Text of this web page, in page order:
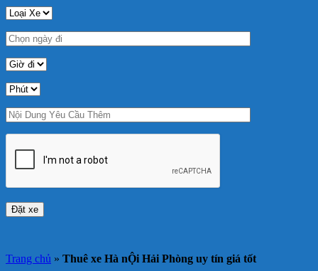
Trang chủ » Thuê xe Hà nỘi Hải Phòng uy tín giá tốt